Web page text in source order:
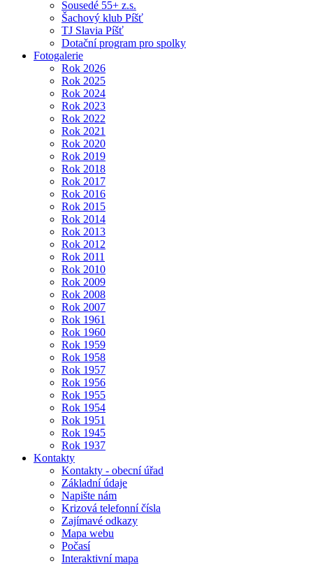
Sousedé 55+ z.s.
Šachový klub Píšť
TJ Slavia Píšť
Dotační program pro spolky
Fotogalerie
Rok 2026
Rok 2025
Rok 2024
Rok 2023
Rok 2022
Rok 2021
Rok 2020
Rok 2019
Rok 2018
Rok 2017
Rok 2016
Rok 2015
Rok 2014
Rok 2013
Rok 2012
Rok 2011
Rok 2010
Rok 2009
Rok 2008
Rok 2007
Rok 1961
Rok 1960
Rok 1959
Rok 1958
Rok 1957
Rok 1956
Rok 1955
Rok 1954
Rok 1951
Rok 1945
Rok 1937
Kontakty
Kontakty - obecní úřad
Základní údaje
Napište nám
Krizová telefonní čísla
Zajímavé odkazy
Mapa webu
Počasí
Interaktivní mapa